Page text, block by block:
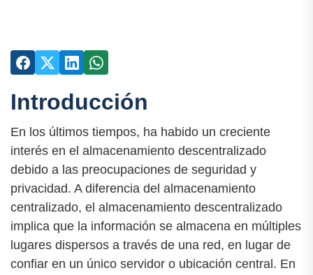
Introducción
En los últimos tiempos, ha habido un creciente
interés en el almacenamiento descentralizado
debido a las preocupaciones de seguridad y
privacidad. A diferencia del almacenamiento
centralizado, el almacenamiento descentralizado
implica que la información se almacena en múltiples
lugares dispersos a través de una red, en lugar de
confiar en un único servidor o ubicación central. En